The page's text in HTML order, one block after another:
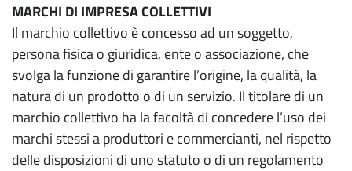
MARCHI DI IMPRESA COLLETTIVI
Il marchio collettivo è concesso ad un soggetto,
persona fisica o giuridica, ente o associazione, che
svolga la funzione di garantire l’origine, la qualità, la
natura di un prodotto o di un servizio. Il titolare di un
marchio collettivo ha la facoltà di concedere l’uso dei
marchi stessi a produttori e commercianti, nel rispetto
delle disposizioni di uno statuto o di un regolamento